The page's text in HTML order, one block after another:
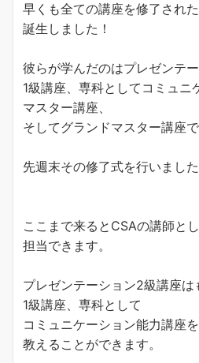
早くも全ての講座を修了され
誕生しました！
彼らが学んだのはプレゼンテ
1級講座、専科としてコミュニ
マスター講座、
そしてグランドマスター講座で
先週末その修了式を行いました
ここまで来るとCSAの講師と
担当できます。
プレゼンテーション2級講座は
1級講座、専科として
コミュニケーション能力講座を
教えることができます。